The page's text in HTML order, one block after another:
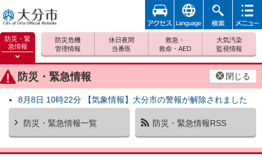
大分市
防災・緊
急情報
防災緊
急情報
を開く
防災・緊急情報 閉じる
8月8日 10時22分 【気象情報】大分市の警報が解除されました
防災・緊急情報一覧 防災・緊急情報RSS
防災危機
管理情報
休日夜間
当番医
救急・
救命・AED
大気汚染
監視情報
アクセ
ス
foreign 検索
メニュ